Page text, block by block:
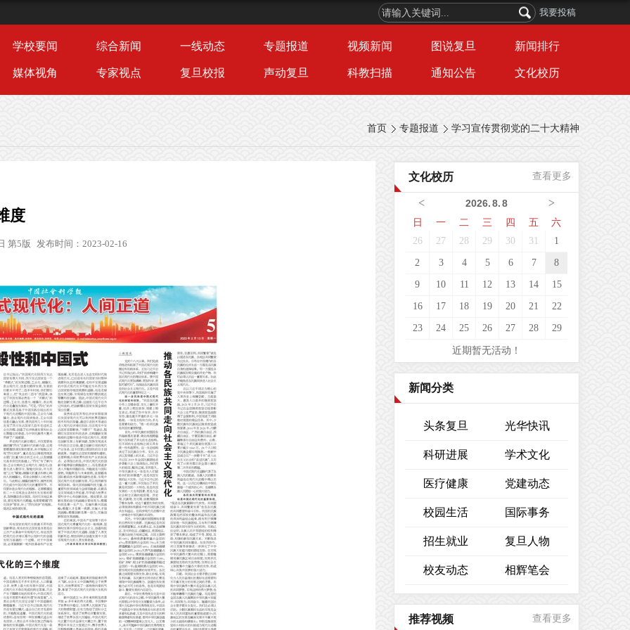
我要投稿
学校要闻 综合新闻 一线动态 专题报道 视频新闻 图说复旦 新闻排行
媒体视角 专家视点 复旦校报 声动复旦 科教扫描 通知公告 文化校历
首页 专题报道 学习宣传贯彻党的二十大精神
度
第5版 发布时间：2023-02-16
文化校历 查看更多
< >
2026.8.8
日
一 二 三 四 五 六
26 27 28 29 30 31 1
2 3 4 5 6 7 8
9 10 11 12 13 14 15
16 17 18 19 20 21 22
23 24 25 26 27 28 29
近期暂无活动！
新闻分类
头条复旦 光华快讯
科研进展 学术文化
医疗健康 党建动态
校园生活 国际事务
招生就业 复旦人物
校友动态 相辉笔会
推荐视频 查看更多